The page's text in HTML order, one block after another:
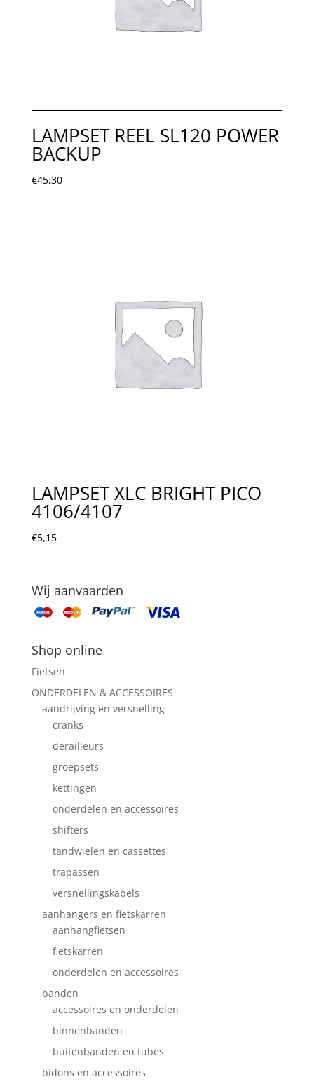
LAMPSET REEL SL120 POWER
BACKUP
€45,30
LAMPSET XLC BRIGHT PICO
4106/4107
€5,15
Wij aanvaarden
Shop online
Fietsen
ONDERDELEN & ACCESSOIRES
aandrijving en versnelling
cranks
derailleurs
groepsets
kettingen
onderdelen en accessoires
shifters
tandwielen en cassettes
trapassen
versnellingskabels
aanhangers en fietskarren
aanhangfietsen
fietskarren
onderdelen en accessoires
banden
accessoires en onderdelen
binnenbanden
buitenbanden en tubes
bidons en accessoires